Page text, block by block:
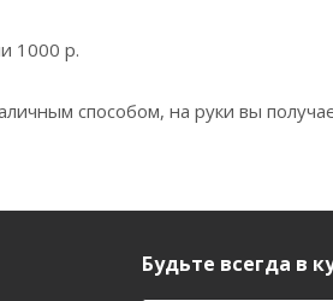
1000 р.
способом, на руки вы
Будьте всегда в